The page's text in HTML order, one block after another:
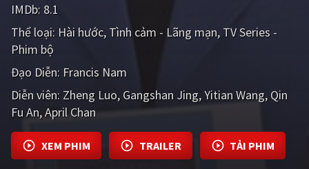
PHIM CHIẾU RẠP
TUYỂN TẬP PHIM
BLOG
IMDb: 8.1
Thể loại: Hài hước Tình cảm - Lãng mạn TV Series -
Phim bộ
Đạo Diễn: Francis Nam
Diễn viên: Zheng Luo Gangshan Jing Yitian Wang Qin
Fu An April Chan
XEM PHIM TRAILER TẢI PHIM